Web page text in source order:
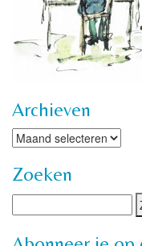
Archieven
Archieven
Zoeken